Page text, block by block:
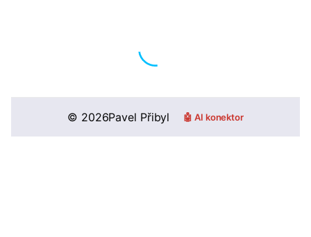
© 2026Pavel Přibyl 🤖 AI konektor